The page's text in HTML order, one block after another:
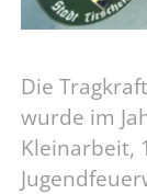
Die
wurde im
Kleinarbeit,